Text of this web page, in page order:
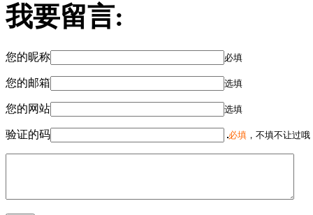
我要留言:
您的昵称 必填
您的邮箱 选填
您的网站 选填
验证的码 必填 ，不填不让过